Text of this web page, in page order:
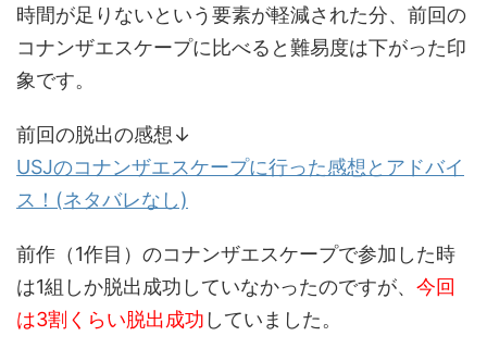
時間が足りないという要素が軽減された分、前回の
コナンザエスケープに比べると難易度は下がった印
象です。
前回の脱出の感想↓
USJのコナンザエスケープに行った感想とアドバイ
ス！(ネタバレなし)
前作（1作目）のコナンザエスケープで参加した時
は1組しか脱出成功していなかったのですが、 今回
は3割くらい脱出成功 していました。